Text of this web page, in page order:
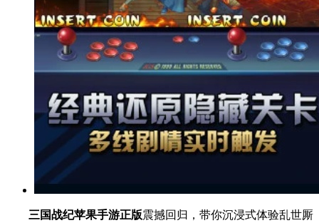
三国战纪苹果手游正版震撼回归，带你沉浸式体验乱世厮